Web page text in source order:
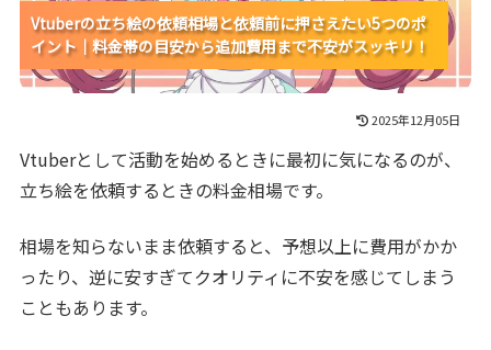
Vtuberの立ち絵の依頼相場と依頼前に押さえたい5つのポ
イント｜料金帯の目安から追加費用まで不安がスッキリ！
Vtuberの立ち絵の依頼相場と依頼前に押さえたい5つのポ
イント｜料金帯の目安から追加費用まで不安がスッキリ！
Vtuberの立ち絵の依頼相場と依頼前に押さえたい5つのポ
イント｜料金帯の目安から追加費用まで不安がスッキリ！
2025年12月05日
Vtuberとして活動を始めるときに最初に気になるのが、
立ち絵を依頼するときの料金相場です。
相場を知らないまま依頼すると、予想以上に費用がかか
ったり、逆に安すぎてクオリティに不安を感じてしまう
こともあります。